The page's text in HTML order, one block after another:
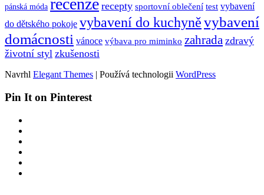
pánská móda recenze recepty sportovní oblečení test vybavení
do dětského pokoje vybavení do kuchyněvybavení
domácnosti vánoce výbava pro miminko zahrada zdravý
životní styl zkušenosti
Navrhl Elegant Themes | Používá technologii WordPress
Pin It on Pinterest